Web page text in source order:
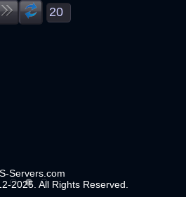
Servers.com
2025. All Rights Reserved.